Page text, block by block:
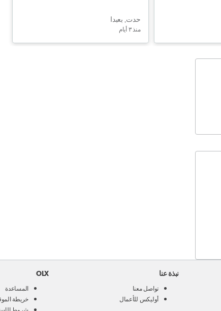
حدت, بعبدا
منذ ٣ أيام
نبذة عنا
تواصل معنا
أوليكس للأعمال
OLX
المساعدة
خريطة